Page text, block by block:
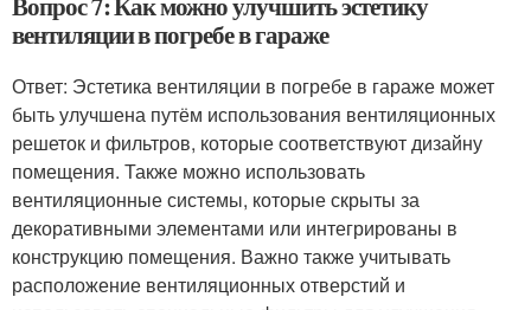
вентиляции в погребе в гараже
Ответ: Эстетика вентиляции в погребе в гараже может
быть улучшена путём использования вентиляционных
решеток и фильтров, которые соответствуют дизайну
помещения. Также можно использовать
вентиляционные системы, которые скрыты за
декоративными элементами или интегрированы в
конструкцию помещения. Важно также учитывать
расположение вентиляционных отверстий и